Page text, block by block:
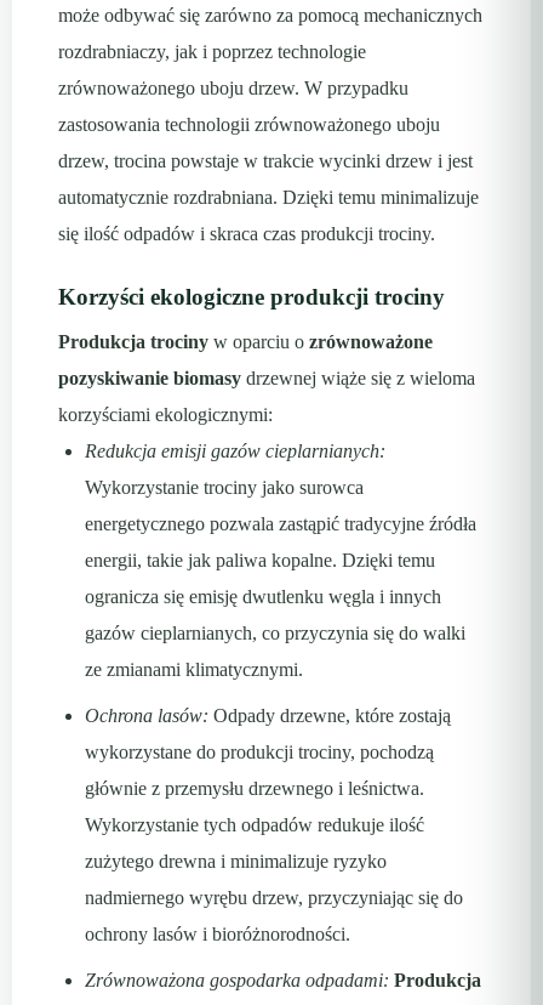
może odbywać się zarówno za pomocą mechanicznych
rozdrabniaczy, jak i poprzez technologie
zrównoważonego uboju drzew. W przypadku
zastosowania technologii zrównoważonego uboju
drzew, trocina powstaje w trakcie wycinki drzew i jest
automatycznie rozdrabniana. Dzięki temu minimalizuje
się ilość odpadów i skraca czas produkcji trociny.
Korzyści ekologiczne produkcji trociny
Produkcja trociny w oparciu o zrównoważone
pozyskiwanie biomasy drzewnej wiąże się z wieloma
korzyściami ekologicznymi:
Redukcja emisji gazów cieplarnianych:
Wykorzystanie trociny jako surowca
energetycznego pozwala zastąpić tradycyjne źródła
energii, takie jak paliwa kopalne. Dzięki temu
ogranicza się emisję dwutlenku węgla i innych
gazów cieplarnianych, co przyczynia się do walki
ze zmianami klimatycznymi.
Ochrona lasów: Odpady drzewne, które zostają
wykorzystane do produkcji trociny, pochodzą
głównie z przemysłu drzewnego i leśnictwa.
Wykorzystanie tych odpadów redukuje ilość
zużytego drewna i minimalizuje ryzyko
nadmiernego wyrębu drzew, przyczyniając się do
ochrony lasów i bioróżnorodności.
Zrównoważona gospodarka odpadami: Produkcja